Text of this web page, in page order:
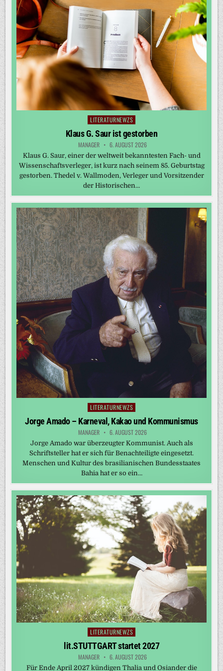
Posted
in
LITERATURNEWZS
Klaus G. Saur ist gestorben
MANAGER 6. AUGUST 2026
Klaus G. Saur, einer der weltweit bekanntesten Fach- und
Wissenschaftsverleger, ist kurz nach seinem 85. Geburtstag
gestorben. Thedel v. Wallmoden, Verleger und Vorsitzender
der Historischen…
Posted
LITERATURNEWZS
Jorge Amado – Karneval, Kakao und Kommunismus
MANAGER 6. AUGUST 2026
Jorge Amado war überzeugter Kommunist. Auch als
Schriftsteller hat er sich für Benachteiligte eingesetzt.
Menschen und Kultur des brasilianischen Bundesstaates
Bahia hat er so ein…
Posted
in
LITERATURNEWZS
lit.STUTTGART startet 2027
MANAGER 6. AUGUST 2026
Für Ende April 2027 kündigen Thalia und Osiander die